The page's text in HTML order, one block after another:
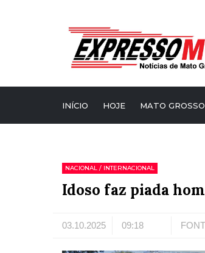
INÍCIO HOJE MATO GROSSO
NACIONAL / INTERNACIONAL
Idoso faz piada
03.10.2025 09:18